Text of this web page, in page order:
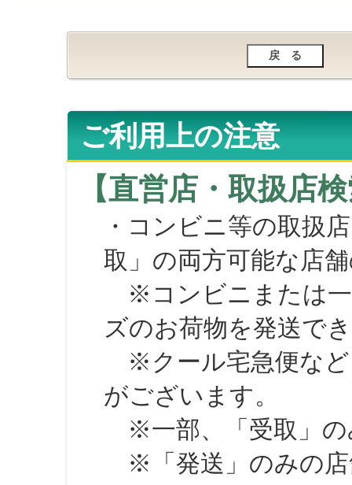
ご利用上の注意
【直営店・取扱店
・コンビニ等の取扱
取」の両方可能な店
※コンビニまたは一
ズのお荷物を発送で
※クール宅急便など
がございます。
※一部、「受取」の
※「発送」のみの店